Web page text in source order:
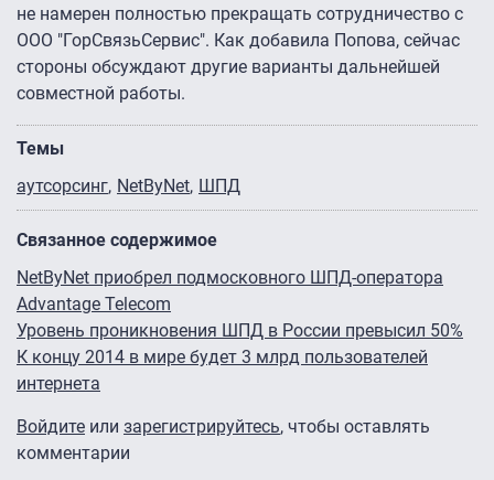
не намерен полностью прекращать сотрудничество с
ООО "ГорСвязьСервис". Как добавила Попова, сейчас
стороны обсуждают другие варианты дальнейшей
совместной работы.
Темы
аутсорсинг NetByNet ШПД
Связанное содержимое
NetByNet приобрел подмосковного ШПД-оператора
Advantage Telecom
Уровень проникновения ШПД в России превысил 50%
К концу 2014 в мире будет 3 млрд пользователей
интернета
Войдите или зарегистрируйтесь, чтобы оставлять
комментарии